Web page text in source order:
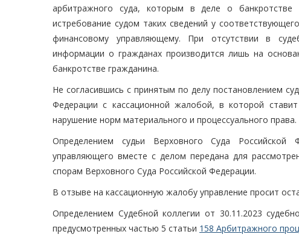
арбитражного суда, которым в деле о банкротстве
истребование судом таких сведений у
финансовому управляющему. При отсутствии в
информации о гражданах производится лишь на
банкротстве гражданина.
Не согласившись с принятым по делу постановлением
Федерации с кассационной жалобой, в которой
нарушение норм материального и процессуального права.
Определением судьи Верховного Суда Российской
управляющего вместе с делом передана для
спорам Верховного Суда Российской Федерации.
В отзыве на кассационную жалобу управление просит
Определением Судебной коллегии от 30.11.2023
предусмотренных частью 5 статьи 158 Арбитражного